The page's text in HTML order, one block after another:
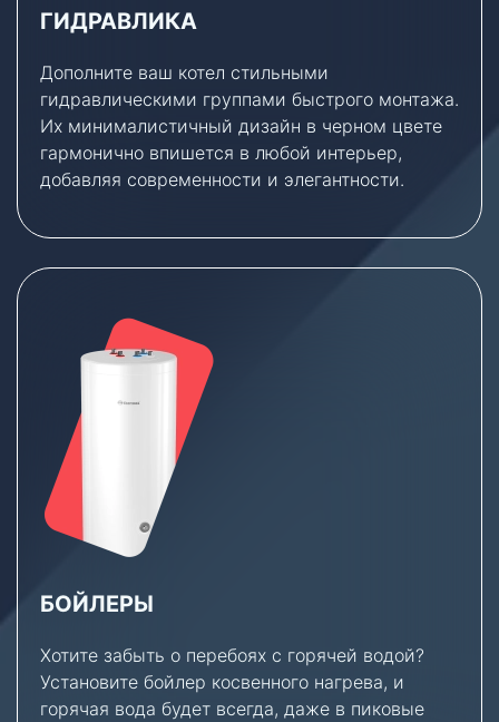
ГИДРАВЛИКА
Дополните ваш котел стильными
гидравлическими группами быстрого монтажа.
Их минималистичный дизайн в черном цвете
гармонично впишется в любой интерьер,
добавляя современности и элегантности.
БОЙЛЕРЫ
Хотите забыть о перебоях с горячей водой?
Установите бойлер косвенного нагрева, и
горячая вода будет всегда, даже в пиковые